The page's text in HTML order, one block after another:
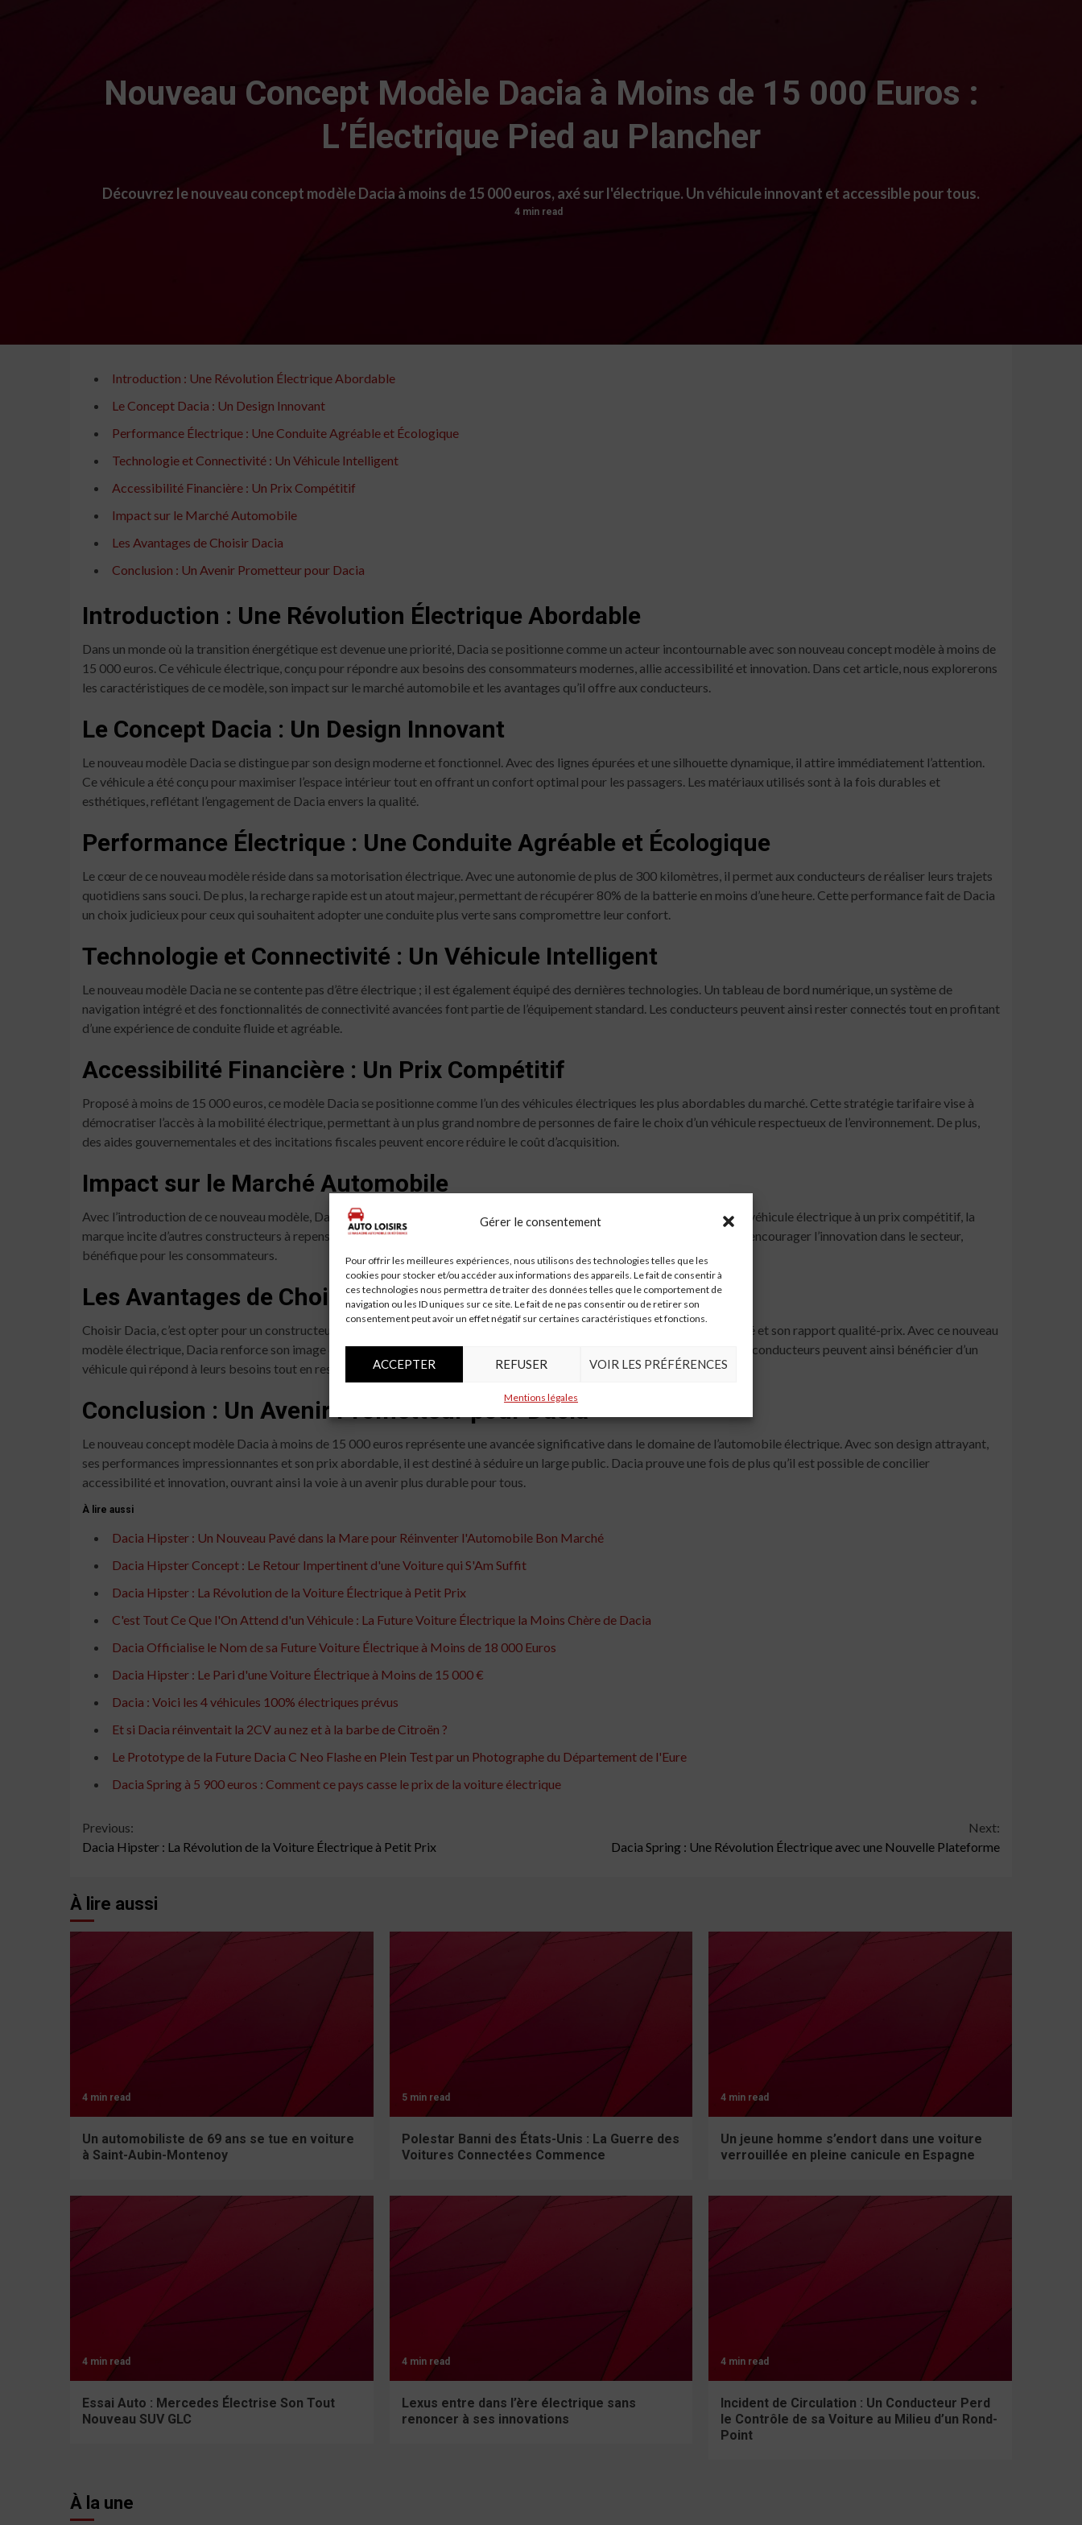
Gérer le consentement
Pour offrir les meilleures expériences, nous utilisons des technologies telles que les
cookies pour stocker et/ou accéder aux informations des appareils. Le fait de consentir à
ces technologies nous permettra de traiter des données telles que le comportement de
navigation ou les ID uniques sur ce site. Le fait de ne pas consentir ou de retirer son
consentement peut avoir un effet négatif sur certaines caractéristiques et fonctions.
ACCEPTER REFUSER VOIR LES PRÉFÉRENCES
Mentions légales
Nouveau Concept Modèle Dacia à Moins de 15 000 Euros :
L’Électrique Pied au Plancher
Découvrez le nouveau concept modèle Dacia à moins de 15 000 euros, axé sur l'électrique. Un véhicule innovant et accessible pour tous.
4 min read
Introduction : Une Révolution Électrique Abordable
Le Concept Dacia : Un Design Innovant
Performance Électrique : Une Conduite Agréable et Écologique
Technologie et Connectivité : Un Véhicule Intelligent
Accessibilité Financière : Un Prix Compétitif
Impact sur le Marché Automobile
Les Avantages de Choisir Dacia
Conclusion : Un Avenir Prometteur pour Dacia
Introduction : Une Révolution Électrique Abordable
Dans un monde où la transition énergétique est devenue une priorité, Dacia se positionne comme un acteur incontournable avec son nouveau concept modèle à moins de
15 000 euros. Ce véhicule électrique, conçu pour répondre aux besoins des consommateurs modernes, allie accessibilité et innovation. Dans cet article, nous explorerons
les caractéristiques de ce modèle, son impact sur le marché automobile et les avantages qu’il offre aux conducteurs.
Le Concept Dacia : Un Design Innovant
Le nouveau modèle Dacia se distingue par son design moderne et fonctionnel. Avec des lignes épurées et une silhouette dynamique, il attire immédiatement l’attention.
Ce véhicule a été conçu pour maximiser l’espace intérieur tout en offrant un confort optimal pour les passagers. Les matériaux utilisés sont à la fois durables et
esthétiques, reflétant l’engagement de Dacia envers la qualité.
Performance Électrique : Une Conduite Agréable et Écologique
Le cœur de ce nouveau modèle réside dans sa motorisation électrique. Avec une autonomie de plus de 300 kilomètres, il permet aux conducteurs de réaliser leurs trajets
quotidiens sans souci. De plus, la recharge rapide est un atout majeur, permettant de récupérer 80% de la batterie en moins d’une heure. Cette performance fait de Dacia
un choix judicieux pour ceux qui souhaitent adopter une conduite plus verte sans compromettre leur confort.
Technologie et Connectivité : Un Véhicule Intelligent
Le nouveau modèle Dacia ne se contente pas d’être électrique ; il est également équipé des dernières technologies. Un tableau de bord numérique, un système de
navigation intégré et des fonctionnalités de connectivité avancées font partie de l’équipement standard. Les conducteurs peuvent ainsi rester connectés tout en profitant
d’une expérience de conduite fluide et agréable.
Accessibilité Financière : Un Prix Compétitif
Proposé à moins de 15 000 euros, ce modèle Dacia se positionne comme l’un des véhicules électriques les plus abordables du marché. Cette stratégie tarifaire vise à
démocratiser l’accès à la mobilité électrique, permettant à un plus grand nombre de personnes de faire le choix d’un véhicule respectueux de l’environnement. De plus,
des aides gouvernementales et des incitations fiscales peuvent encore réduire le coût d’acquisition.
Impact sur le Marché Automobile
Avec l’introduction de ce nouveau modèle, Dacia pourrait bien redéfinir les standards du marché automobile. En offrant un véhicule électrique à un prix compétitif, la
marque incite d’autres constructeurs à repenser leur stratégie tarifaire. Cela pourrait également stimuler la concurrence et encourager l’innovation dans le secteur,
bénéfique pour les consommateurs.
Les Avantages de Choisir Dacia
Choisir Dacia, c’est opter pour un constructeur qui a su allier tradition et modernité. La marque est reconnue pour sa fiabilité et son rapport qualité-prix. Avec ce nouveau
modèle électrique, Dacia renforce son image de marque accessible tout en s’engageant dans une démarche écologique. Les conducteurs peuvent ainsi bénéficier d’un
véhicule qui répond à leurs besoins tout en respectant l’environnement.
Conclusion : Un Avenir Prometteur pour Dacia
Le nouveau concept modèle Dacia à moins de 15 000 euros représente une avancée significative dans le domaine de l’automobile électrique. Avec son design attrayant,
ses performances impressionnantes et son prix abordable, il est destiné à séduire un large public. Dacia prouve une fois de plus qu’il est possible de concilier
accessibilité et innovation, ouvrant ainsi la voie à un avenir plus durable pour tous.
À lire aussi
Dacia Hipster : Un Nouveau Pavé dans la Mare pour Réinventer l'Automobile Bon Marché
Dacia Hipster Concept : Le Retour Impertinent d'une Voiture qui S'Am Suffit
Dacia Hipster : La Révolution de la Voiture Électrique à Petit Prix
C'est Tout Ce Que l'On Attend d'un Véhicule : La Future Voiture Électrique la Moins Chère de Dacia
Dacia Officialise le Nom de sa Future Voiture Électrique à Moins de 18 000 Euros
Dacia Hipster : Le Pari d'une Voiture Électrique à Moins de 15 000 €
Dacia : Voici les 4 véhicules 100% électriques prévus
Et si Dacia réinventait la 2CV au nez et à la barbe de Citroën ?
Le Prototype de la Future Dacia C Neo Flashe en Plein Test par un Photographe du Département de l'Eure
Dacia Spring à 5 900 euros : Comment ce pays casse le prix de la voiture électrique
Continue
Reading
Previous:
Dacia Hipster : La Révolution de la Voiture Électrique à Petit Prix
Next:
Dacia Spring : Une Révolution Électrique avec une Nouvelle Plateforme
À lire aussi
4 min read
Un automobiliste de 69 ans se tue en voiture
à Saint-Aubin-Montenoy
5 min read
Polestar Banni des États-Unis : La Guerre des
Voitures Connectées Commence
4 min read
Un jeune homme s’endort dans une voiture
verrouillée en pleine canicule en Espagne
4 min read
Essai Auto : Mercedes Électrise Son Tout
Nouveau SUV GLC
4 min read
Lexus entre dans l’ère électrique sans
renoncer à ses innovations
4 min read
Incident de Circulation : Un Conducteur Perd
le Contrôle de sa Voiture au Milieu d’un Rond-
Point
À la une